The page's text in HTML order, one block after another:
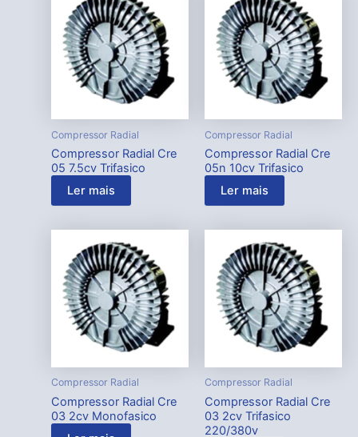
Compressor Radial
Compressor Radial Cre
05 7.5cv Trifasico
Ler mais
Compressor Radial
Compressor Radial Cre
05n 10cv Trifasico
Ler mais
Compressor Radial
Compressor Radial Cre
03 2cv Monofasico
Compressor Radial
Compressor Radial Cre
03 2cv Trifasico
220/380v